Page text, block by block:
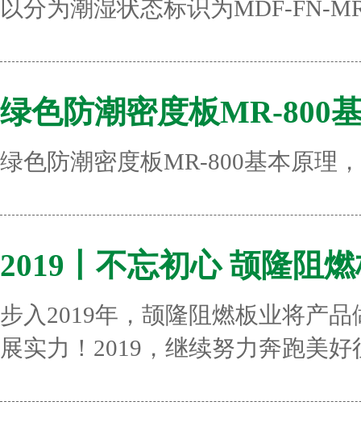
以分为潮湿状态标识为MDF-FN-
绿色防潮密度板MR-800
绿色防潮密度板MR-800基本原理
2019丨不忘初心 颉隆阻
步入2019年，颉隆阻燃板业将产
展实力！2019，继续努力奔跑美好